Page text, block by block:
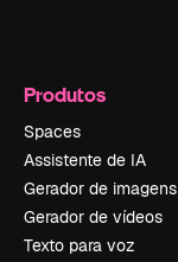
Produtos
Spaces
Assistente de IA
Gerador de imagens
Gerador de vídeos
Texto para voz